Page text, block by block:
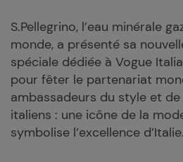
S.Pellegrino, l’eau minérale
monde, a présenté sa
spéciale dédiée à Vogue
pour fêter le partenariat
ambassadeurs du style et de
italiens : une icône de la
symbolise l’excellence d’Italie.